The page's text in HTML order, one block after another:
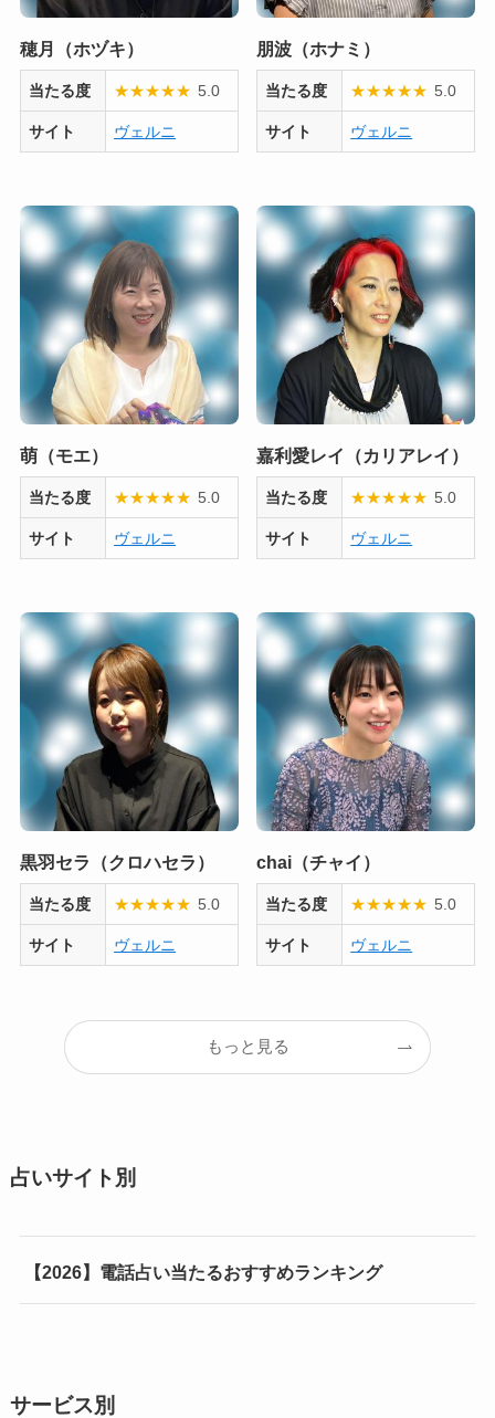
穂月（ホヅキ）
当たる度 ★★★★★ 5.0
サイト ヴェルニ
朋波（ホナミ）
当たる度 ★★★★★ 5.0
サイト ヴェルニ
萌（モエ）
当たる度 ★★★★★ 5.0
サイト ヴェルニ
嘉利愛レイ（カリアレイ）
当たる度 ★★★★★ 5.0
サイト ヴェルニ
黒羽セラ（クロハセラ）
当たる度 ★★★★★ 5.0
サイト ヴェルニ
chai（チャイ）
当たる度 ★★★★★ 5.0
サイト ヴェルニ
もっと見る
占いサイト別
【2026】電話占い当たるおすすめランキング
サービス別